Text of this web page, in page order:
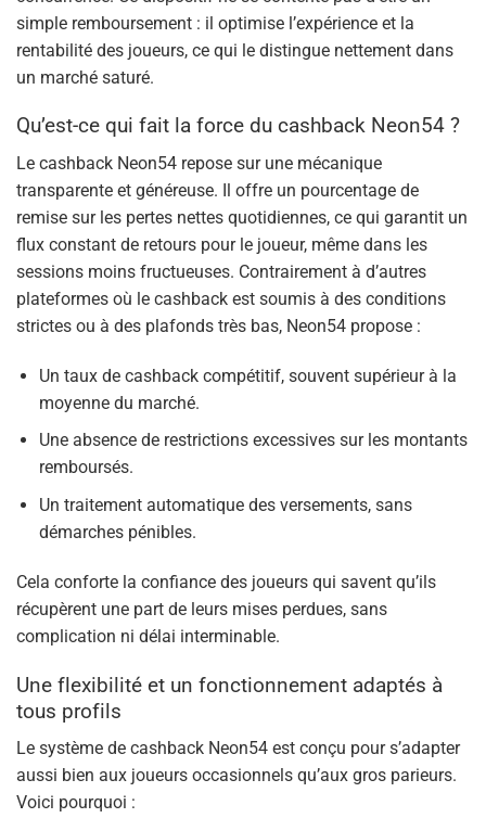
simple remboursement : il optimise l’expérience et la
rentabilité des joueurs, ce qui le distingue nettement dans
un marché saturé.
Qu’est-ce qui fait la force du cashback Neon54 ?
Le cashback Neon54 repose sur une mécanique
transparente et généreuse. Il offre un pourcentage de
remise sur les pertes nettes quotidiennes, ce qui garantit un
flux constant de retours pour le joueur, même dans les
sessions moins fructueuses. Contrairement à d’autres
plateformes où le cashback est soumis à des conditions
strictes ou à des plafonds très bas, Neon54 propose :
Un taux de cashback compétitif, souvent supérieur à la
moyenne du marché.
Une absence de restrictions excessives sur les montants
remboursés.
Un traitement automatique des versements, sans
démarches pénibles.
Cela conforte la confiance des joueurs qui savent qu’ils
récupèrent une part de leurs mises perdues, sans
complication ni délai interminable.
Une flexibilité et un fonctionnement adaptés à
tous profils
Le système de cashback Neon54 est conçu pour s’adapter
aussi bien aux joueurs occasionnels qu’aux gros parieurs.
Voici pourquoi :